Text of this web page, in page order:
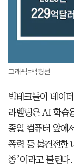
그래픽=백형선
빅테크들이 데이
라벨링은 AI 학습
종일 컴퓨터 앞에
폭력 등 불건전한
종’이라고 불린다